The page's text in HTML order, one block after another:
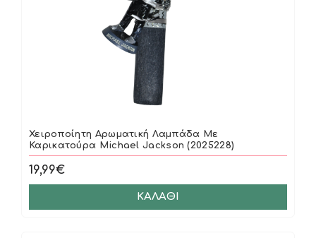
Χειροποίητη Αρωματική Λαμπάδα Με
Καρικατούρα Michael Jackson (2025228)
19,99€
ΚΑΛΆΘΙ